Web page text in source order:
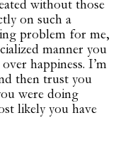
without those
on such a
problem for me,
manner you
happiness. I’m
then trust you
were doing
likely you have